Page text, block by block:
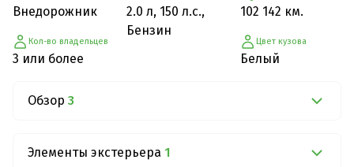
Внедорожник
Кол-во владельцев
3 или более
2.0 л, 150 л.с.,
Бензин
102 142 км.
Цвет кузова
Белый
Обзор 3
Элементы экстерьера 1